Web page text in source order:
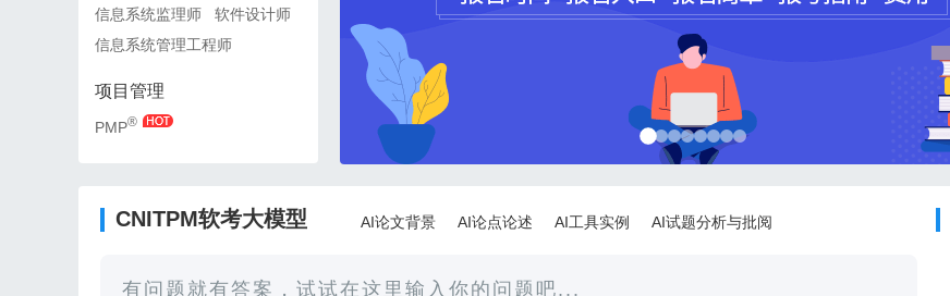
信息系统监理师
软件设计师
信息系统管理工程师
项目管理
PMP®
软件设计师
信息系统管理工程师
项目管理
CNITPM软考大模型 AI论文背景 AI论点论述 AI工具实例 AI试题分析与批阅